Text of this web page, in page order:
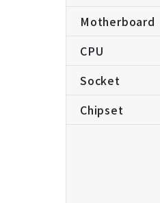
Motherboard
CPU
Socket
Chipset